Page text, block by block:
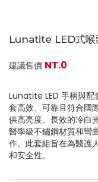
Lunatite LED式喉
建議售價 NT.0
Lunatite LED 手柄與配
套高效、可靠且符合國
供高亮度、長效的冷白
醫學級不鏽鋼材質和彎
作。此套組旨在為醫護
和安全性。